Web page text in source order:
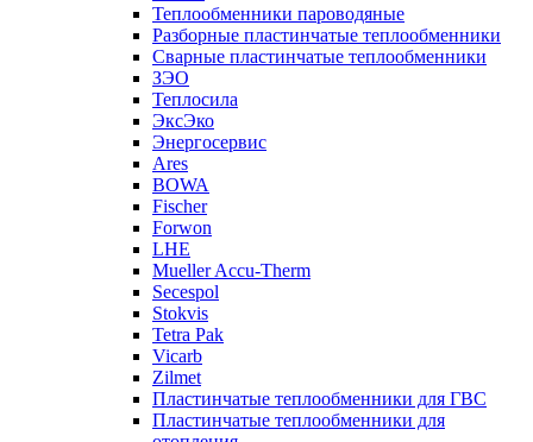
Теплообменники пароводяные
Разборные пластинчатые теплообменники
Сварные пластинчатые теплообменники
ЗЭО
Теплосила
ЭксЭко
Энергосервис
Ares
BOWA
Fischer
Forwon
LHE
Mueller Accu-Therm
Secespol
Stokvis
Tetra Pak
Vicarb
Zilmet
Пластинчатые теплообменники для ГВС
Пластинчатые теплообменники для